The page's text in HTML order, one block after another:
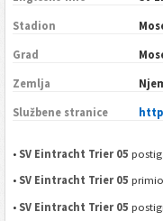
Stadion
Grad
Zemlja
Službene stranice
• SV Eintracht Trier 05
• SV Eintracht Trier 05
• SV Eintracht Trier 05